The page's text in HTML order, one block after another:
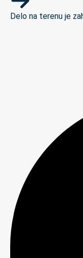
Delo na terenu je